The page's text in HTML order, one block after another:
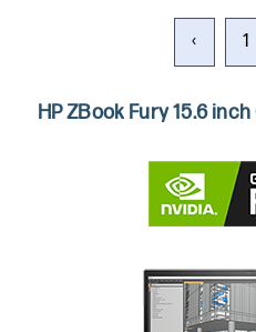
‹ 1
HP ZBook Fury 15.6